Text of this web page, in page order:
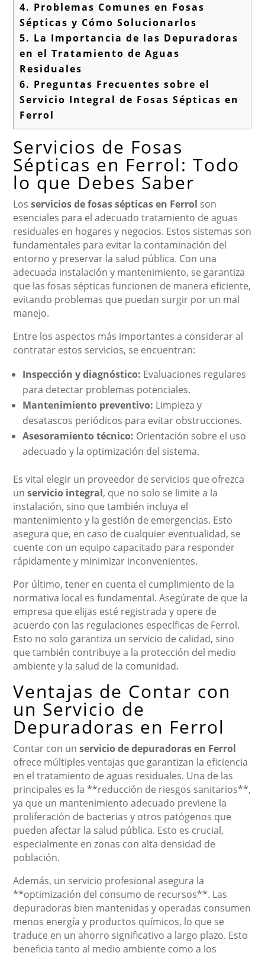
4. Problemas Comunes en Fosas
Sépticas y Cómo Solucionarlos
5. La Importancia de las Depuradoras
en el Tratamiento de Aguas
Residuales
6. Preguntas Frecuentes sobre el
Servicio Integral de Fosas Sépticas en
Ferrol
Servicios de Fosas
Sépticas en Ferrol: Todo
lo que Debes Saber
Losservicios de fosas sépticas en Ferrol son
esenciales para el adecuado tratamiento de aguas
residuales en hogares y negocios. Estos sistemas son
fundamentales para evitar la contaminación del
entorno y preservar la salud pública. Con una
adecuada instalación y mantenimiento, se garantiza
que las fosas sépticas funcionen de manera eficiente,
evitando problemas que puedan surgir por un mal
manejo.
Entre los aspectos más importantes a considerar al
contratar estos servicios, se encuentran:
Inspección y diagnóstico: Evaluaciones regulares
para detectar problemas potenciales.
Mantenimiento preventivo: Limpieza y
desatascos periódicos para evitar obstrucciones.
Asesoramiento técnico: Orientación sobre el uso
adecuado y la optimización del sistema.
Es vital elegir un proveedor de servicios que ofrezca
unservicio integral, que no solo se limite a la
instalación, sino que también incluya el
mantenimiento y la gestión de emergencias. Esto
asegura que, en caso de cualquier eventualidad, se
cuente con un equipo capacitado para responder
rápidamente y minimizar inconvenientes.
Por último, tener en cuenta el cumplimiento de la
normativa local es fundamental. Asegúrate de que la
empresa que elijas esté registrada y opere de
acuerdo con las regulaciones específicas de Ferrol.
Esto no solo garantiza un servicio de calidad, sino
que también contribuye a la protección del medio
ambiente y la salud de la comunidad.
Ventajas de Contar con
un Servicio de
Depuradoras en Ferrol
Contar con unservicio de depuradoras en Ferrol
ofrece múltiples ventajas que garantizan la eficiencia
en el tratamiento de aguas residuales. Una de las
principales es la **reducción de riesgos sanitarios**,
ya que un mantenimiento adecuado previene la
proliferación de bacterias y otros patógenos que
pueden afectar la salud pública. Esto es crucial,
especialmente en zonas con alta densidad de
población.
Además, un servicio profesional asegura la
**optimización del consumo de recursos**. Las
depuradoras bien mantenidas y operadas consumen
menos energía y productos químicos, lo que se
traduce en un ahorro significativo a largo plazo. Esto
beneficia tanto al medio ambiente como a los